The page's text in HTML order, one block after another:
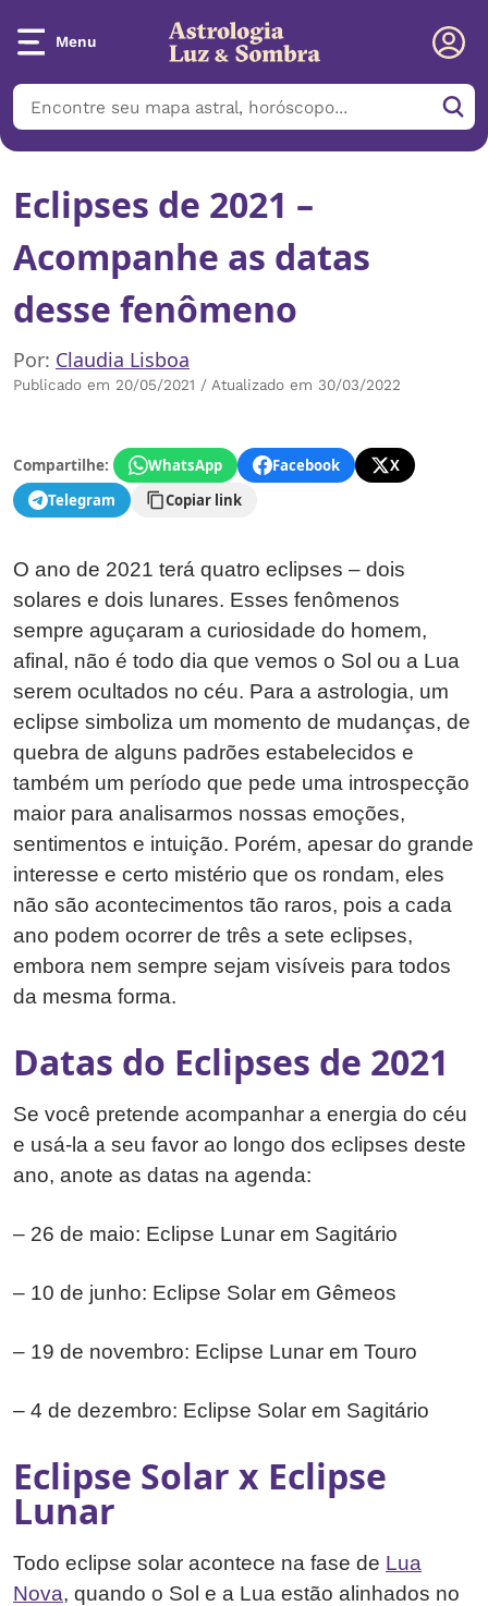
Menu
Eclipses de 2021 –
Acompanhe as datas
desse fenômeno
Por: Claudia Lisboa
Publicado em 20/05/2021 / Atualizado em 30/03/2022
Compartilhe: WhatsApp Facebook
X
Telegram
Copiar link
O ano de 2021 terá quatro eclipses – dois
solares e dois lunares. Esses fenômenos
sempre aguçaram a curiosidade do homem,
afinal, não é todo dia que vemos o Sol ou a Lua
serem ocultados no céu. Para a astrologia, um
eclipse simboliza um momento de mudanças, de
quebra de alguns padrões estabelecidos e
também um período que pede uma introspecção
maior para analisarmos nossas emoções,
sentimentos e intuição. Porém, apesar do grande
interesse e certo mistério que os rondam, eles
não são acontecimentos tão raros, pois a cada
ano podem ocorrer de três a sete eclipses,
embora nem sempre sejam visíveis para todos
da mesma forma.
Datas do Eclipses de 2021
Se você pretende acompanhar a energia do céu
e usá-la a seu favor ao longo dos eclipses deste
ano, anote as datas na agenda:
– 26 de maio: Eclipse Lunar em Sagitário
– 10 de junho: Eclipse Solar em Gêmeos
– 19 de novembro: Eclipse Lunar em Touro
– 4 de dezembro: Eclipse Solar em Sagitário
Eclipse Solar x Eclipse
Lunar
Todo eclipse solar acontece na fase de Lua
Nova, quando o Sol e a Lua estão alinhados no